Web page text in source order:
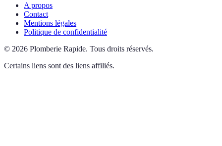
A propos
Contact
Mentions légales
Politique de confidentialité
© 2026 Plomberie Rapide. Tous droits réservés.
Certains liens sont des liens affiliés.